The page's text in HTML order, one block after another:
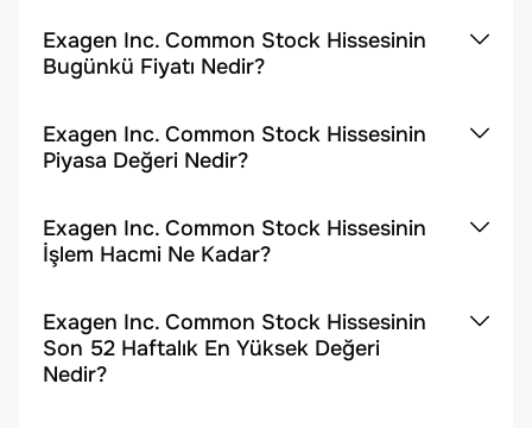
Exagen Inc. Common Stock Hissesinin
Bugünkü Fiyatı Nedir?
Exagen Inc. Common Stock Hissesinin
Piyasa Değeri Nedir?
Exagen Inc. Common Stock Hissesinin
İşlem Hacmi Ne Kadar?
Exagen Inc. Common Stock Hissesinin
Son 52 Haftalık En Yüksek Değeri
Nedir?